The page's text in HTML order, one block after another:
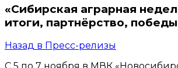
«Сибирская аграрная
итоги, партнёрство, победы
Назад в Пресс-релизы